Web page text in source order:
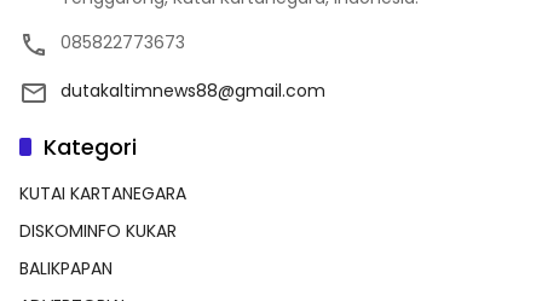
085822773673
dutakaltimnews88@gmail.com
Kategori
KUTAI KARTANEGARA
DISKOMINFO KUKAR
BALIKPAPAN